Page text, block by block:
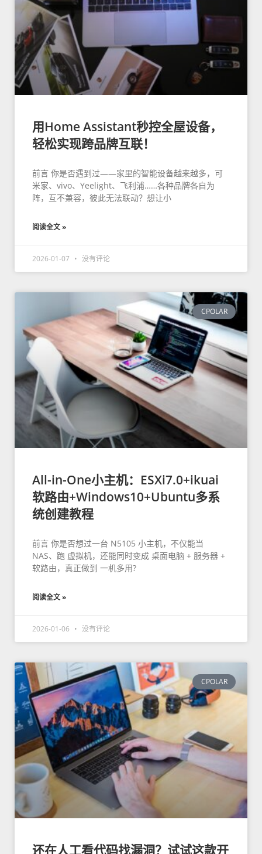
用Home Assistant秒控全屋设备，
轻松实现跨品牌互联！
前言 你是否遇到过——家里的智能设备越来越多，可
米家、vivo、Yeelight、飞利浦……各种品牌各自为
阵，互不兼容，彼此无法联动？想让小
阅读全文 »
2026-01-07 没有评论
CPOLAR
All-in-One小主机：ESXi7.0+ikuai
软路由+Windows10+Ubuntu多系
统创建教程
前言 你是否想过一台 N5105 小主机，不仅能当
NAS、跑 虚拟机，还能同时变成 桌面电脑 + 服务器 +
软路由，真正做到 一机多用?
阅读全文 »
2026-01-06 没有评论
CPOLAR
还在人工看代码找漏洞？试试这款开